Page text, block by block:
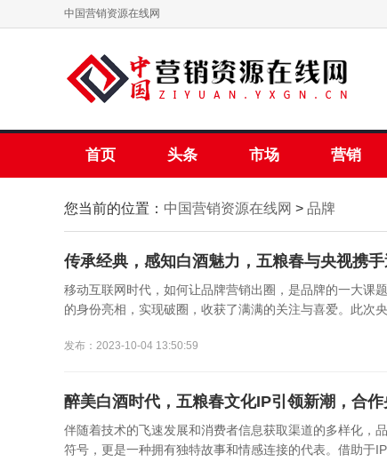
中国营销资源在线网
首页 头条 市场 营销
您当前的位置： 中国营销资源在线网 > 品牌
传承经典，感知白酒魅力，五粮春与央视携
移动互联网时代，如何让品牌营销出圈，是品牌的一大课
的身份亮相，实现破圈，收获了满满的关注与喜爱。此次
发布：2023-10-04 13:50:59
醉美白酒时代，五粮春文化IP引领新潮，合
伴随着技术的飞速发展和消费者信息获取渠道的多样化，
符号，更是一种拥有独特故事和情感连接的代表。借助于